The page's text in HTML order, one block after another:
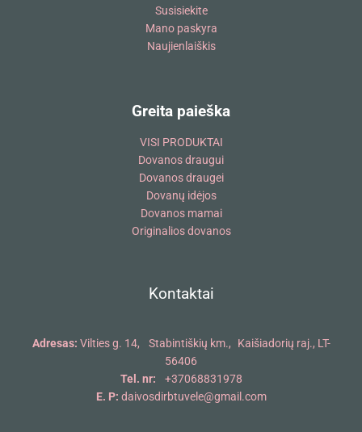
Susisiekite
Mano paskyra
Naujienlaiškis
Greita paieška
VISI PRODUKTAI
Dovanos draugui
Dovanos draugei
Dovanų idėjos
Dovanos mamai
Originalios dovanos
Kontaktai
Adresas: Vilties g. 14, Stabintiškių km., Kaišiadorių raj., LT-
56406
Tel. nr:
+37068831978
E. P: daivosdirbtuvele@gmail.com